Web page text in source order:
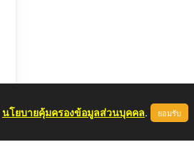
นโยบายคุ้มครองข้อมูลส่วนบุคคล. ยอมรับ